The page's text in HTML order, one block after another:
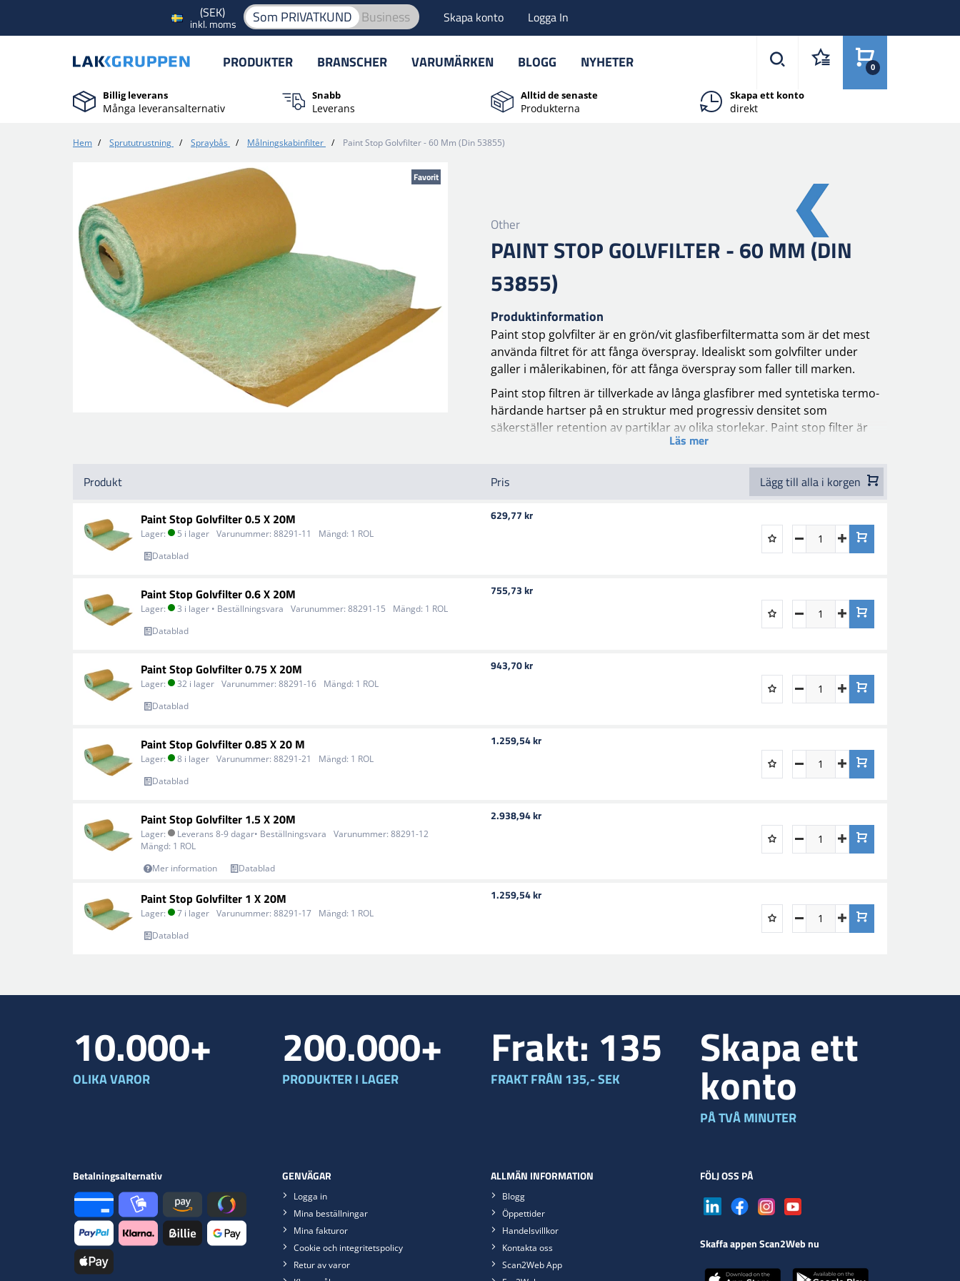
(SEK)
inkl. moms Som PRIVATKUND Business Skapa konto Logga In
PRODUKTER BRANSCHER VARUMÄRKEN BLOGG NYHETER 0
Billig leverans
Många leveransalternativ
Snabb
Leverans
Alltid de senaste
Produkterna
Skapa ett konto
direkt
Hem / Sprututrustning / Spraybås / Målningskabinfilter / Paint Stop Golvfilter - 60 Mm (Din 53855)
Favorit
Other
PAINT STOP GOLVFILTER - 60 MM (DIN
53855)
Produktinformation
Paint stop golvfilter är en grön/vit glasfiberfiltermatta som är det mest
använda filtret för att fånga överspray. Idealiskt som golvfilter under
galler i målerikabinen, för att fånga överspray som faller till marken.
Paint stop filtren är tillverkade av långa glasfibrer med syntetiska termo-
härdande hartser på en struktur med progressiv densitet som
säkerställer retention av partiklar av olika storlekar. Paint stop filter är
grönt på luftintagssidan och vitt på luftuttagssidan och säljs i rullar med
dina behov.
Med god motståndskraft mot temperatur (upp till 180 °C - DIN8279/12),
en tjocklek på 60 mm och filterklassificering: EU3 (EUROVENT4/5) – G3 (EN
används ofta tillsammans med andra luftfilter, såsom förfilter, för att ge
Läs mer
Produkt Pris Lägg till alla i korgen
Paint Stop Golvfilter 0.5 X 20M
Lager: 5 i lager Varunummer: 88291-11 Mängd: 1 ROL
Datablad
629,77 kr
Paint Stop Golvfilter 0.6 X 20M
Lager: 3 i lager • Beställningsvara Varunummer: 88291-15 Mängd: 1 ROL
Datablad
755,73 kr
Paint Stop Golvfilter 0.75 X 20M
Lager: 32 i lager Varunummer: 88291-16 Mängd: 1 ROL
Datablad
943,70 kr
Paint Stop Golvfilter 0.85 X 20 M
Lager: 8 i lager Varunummer: 88291-21 Mängd: 1 ROL
Datablad
1.259,54 kr
Paint Stop Golvfilter 1.5 X 20M
Lager: Leverans 8-9 dagar• Beställningsvara Varunummer: 88291-12
Mängd: 1 ROL
Mer information
Datablad
2.938,94 kr
Paint Stop Golvfilter 1 X 20M
Lager: 7 i lager Varunummer: 88291-17 Mängd: 1 ROL
Datablad
1.259,54 kr
10.000+
OLIKA VAROR
200.000+
PRODUKTER I LAGER
Frakt: 135
FRAKT FRÅN 135,- SEK
Skapa ett
konto
PÅ TVÅ MINUTER
Betalningsalternativ GENVÄGAR
Logga in
Mina beställningar
Mina fakturor
Cookie och integritetspolicy
Retur av varor
ALLMÄN INFORMATION
Blogg
Öppettider
Handelsvillkor
Kontakta oss
Scan2Web App
FÖLJ OSS PÅ
Skaffa appen Scan2Web nu